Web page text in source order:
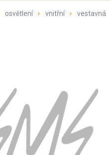
osvětlení vnitřní vestavná